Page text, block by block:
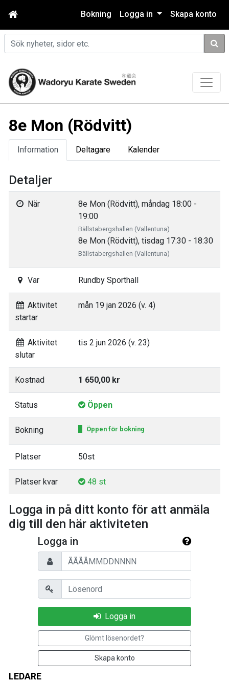
Bokning Logga in Skapa konto
Sök
LEDARE
8e Mon (Rödvitt)
Information Deltagare Kalender
Detaljer
När
8e Mon (Rödvitt), måndag 18:00 -
19:00
Bällstabergshallen (Vallentuna)
8e Mon (Rödvitt), tisdag 17:30 - 18:30
Bällstabergshallen (Vallentuna)
Var Rundby Sporthall
Aktivitet
startar
mån 19 jan 2026 (v. 4)
Aktivitet
slutar
tis 2 jun 2026 (v. 23)
Kostnad 1 650,00 kr
Status Öppen
Bokning Öppen för bokning
Platser 50st
Platser kvar 48 st
Logga in på ditt konto för att anmäla
dig till den här aktiviteten
Logga in
Personnummer
Lösenord
Logga in
Glömt lösenordet?
Skapa konto